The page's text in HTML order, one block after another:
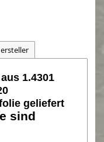
1.4301
geliefert
sind